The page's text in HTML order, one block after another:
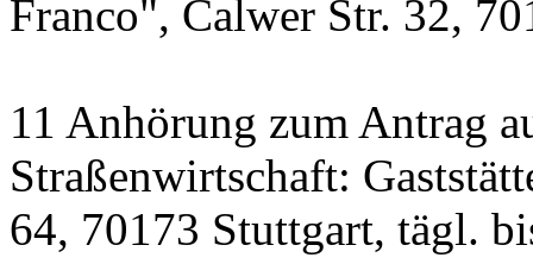
Franco", Calwer Str. 32,
11 Anhörung zum Antrag
Straßenwirtschaft:
64, 70173 Stuttgart, tägl.